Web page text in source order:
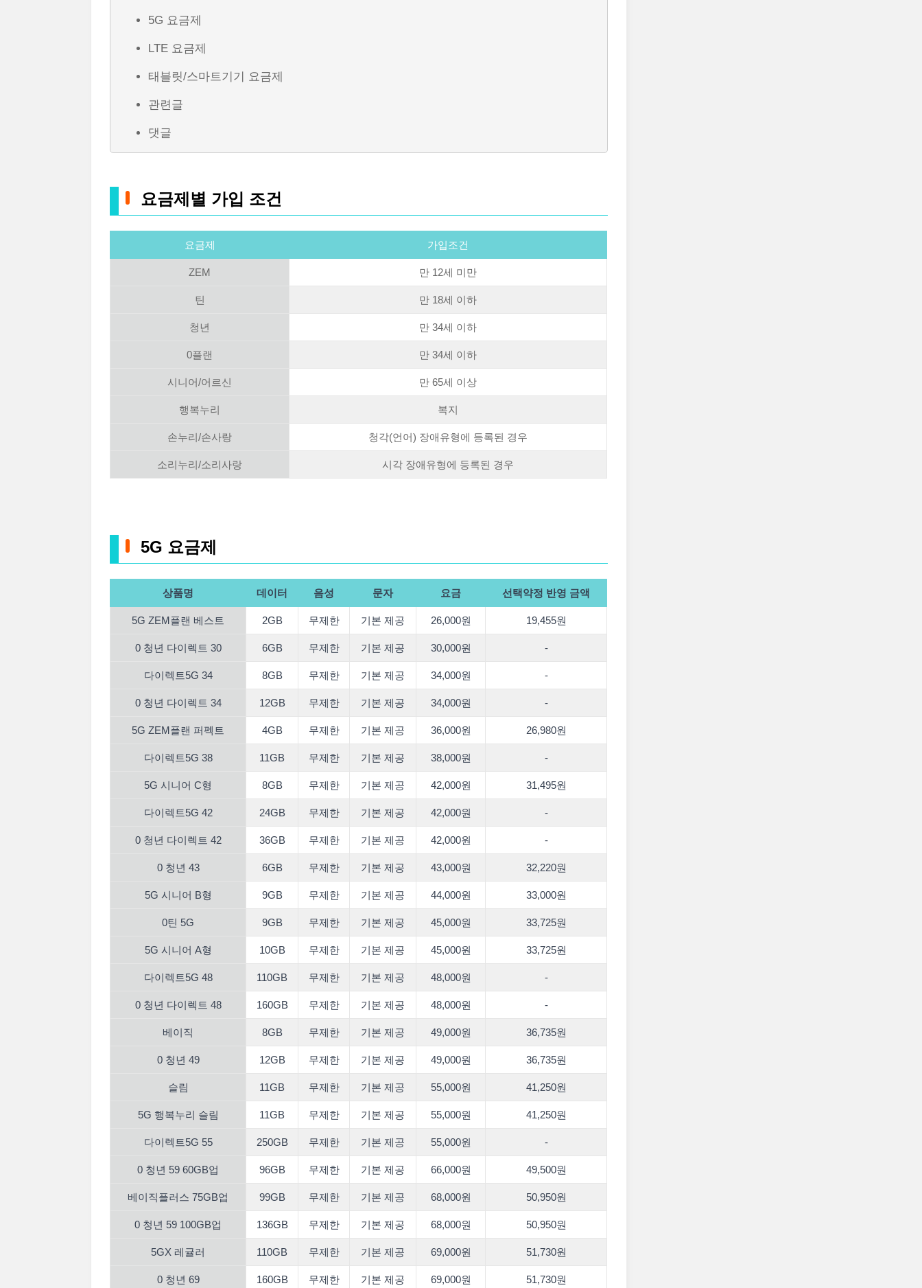
5G 요금제
LTE 요금제
태블릿/스마트기기 요금제
관련글
댓글
요금제별 가입 조건
요금제 가입조건
ZEM 만 12세 미만
틴 만 18세 이하
청년 만 34세 이하
0플랜 만 34세 이하
시니어/어르신 만 65세 이상
행복누리 복지
손누리/손사랑 청각(언어) 장애유형에 등록된 경우
소리누리/소리사랑 시각 장애유형에 등록된 경우
5G 요금제
상품명 데이터 음성 문자 요금 선택약정 반영 금액
5G ZEM플랜 베스트 2GB 무제한 기본 제공 26,000원 19,455원
0 청년 다이렉트 30 6GB 무제한 기본 제공 30,000원 -
다이렉트5G 34 8GB 무제한 기본 제공 34,000원 -
0 청년 다이렉트 34 12GB 무제한 기본 제공 34,000원 -
5G ZEM플랜 퍼펙트 4GB 무제한 기본 제공 36,000원 26,980원
다이렉트5G 38 11GB 무제한 기본 제공 38,000원 -
5G 시니어 C형 8GB 무제한 기본 제공 42,000원 31,495원
다이렉트5G 42 24GB 무제한 기본 제공 42,000원 -
0 청년 다이렉트 42 36GB 무제한 기본 제공 42,000원 -
0 청년 43 6GB 무제한 기본 제공 43,000원 32,220원
5G 시니어 B형 9GB 무제한 기본 제공 44,000원 33,000원
0틴 5G 9GB 무제한 기본 제공 45,000원 33,725원
5G 시니어 A형 10GB 무제한 기본 제공 45,000원 33,725원
다이렉트5G 48 110GB 무제한 기본 제공 48,000원 -
0 청년 다이렉트 48 160GB 무제한 기본 제공 48,000원 -
베이직 8GB 무제한 기본 제공 49,000원 36,735원
0 청년 49 12GB 무제한 기본 제공 49,000원 36,735원
슬림 11GB 무제한 기본 제공 55,000원 41,250원
5G 행복누리 슬림 11GB 무제한 기본 제공 55,000원 41,250원
다이렉트5G 55 250GB 무제한 기본 제공 55,000원 -
0 청년 59 60GB업 96GB 무제한 기본 제공 66,000원 49,500원
베이직플러스 75GB업 99GB 무제한 기본 제공 68,000원 50,950원
0 청년 59 100GB업 136GB 무제한 기본 제공 68,000원 50,950원
5GX 레귤러 110GB 무제한 기본 제공 69,000원 51,730원
0 청년 69 160GB 무제한 기본 제공 69,000원 51,730원